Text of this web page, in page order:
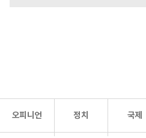
오피니언 정치 국제